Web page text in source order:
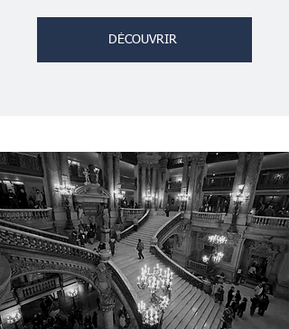
DÉCOUVRIR